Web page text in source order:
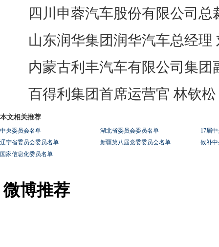
四川申蓉汽车股份有限公司总
山东润华集团润华汽车总经理
内蒙古利丰汽车有限公司集团
百得利集团首席运营官 林钦松
本文相关推荐
中央委员会名单 湖北省委员会委员名单
17届
辽宁省委员会委员名单
新疆第八届党委委员会名单
候补
国家信息化委员名单
微博推荐